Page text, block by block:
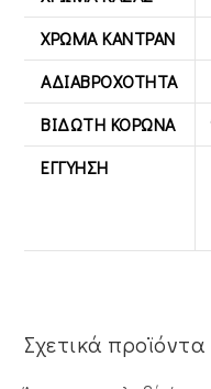
ΧΡΏΜΑ ΚΑΝΤΡΆΝ
ΑΔΙΑΒΡΟΧΌΤΗΤΑ
ΒΙΔΩΤΉ ΚΟΡΏΝΑ
ΕΓΓΎΗΣΗ
Σχετικά προϊόντα